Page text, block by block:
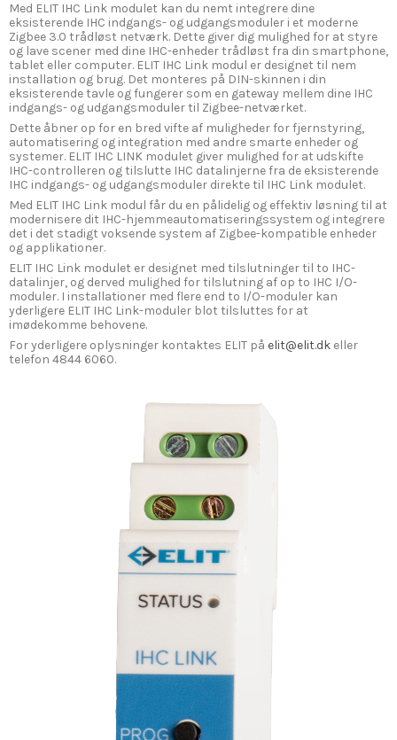
Med ELIT IHC Link modulet kan du nemt integrere dine
eksisterende IHC indgangs- og udgangsmoduler i et moderne
Zigbee 3.0 trådløst netværk. Dette giver dig mulighed for at styre
og lave scener med dine IHC-enheder trådløst fra din smartphone,
tablet eller computer. ELIT IHC Link modul er designet til nem
installation og brug. Det monteres på DIN-skinnen i din
eksisterende tavle og fungerer som en gateway mellem dine IHC
indgangs- og udgangsmoduler til Zigbee-netværket.
Dette åbner op for en bred vifte af muligheder for fjernstyring,
automatisering og integration med andre smarte enheder og
systemer. ELIT IHC LINK modulet giver mulighed for at udskifte
IHC-controlleren og tilslutte IHC datalinjerne fra de eksisterende
IHC indgangs- og udgangsmoduler direkte til IHC Link modulet.
Med ELIT IHC Link modul får du en pålidelig og effektiv løsning til at
modernisere dit IHC-hjemmeautomatiseringssystem og integrere
det i det stadigt voksende system af Zigbee-kompatible enheder
og applikationer.
ELIT IHC Link modulet er designet med tilslutninger til to IHC-
datalinjer, og derved mulighed for tilslutning af op to IHC I/O-
moduler. I installationer med flere end to I/O-moduler kan
yderligere ELIT IHC Link-moduler blot tilsluttes for at
imødekomme behovene.
For yderligere oplysninger kontaktes ELIT på elit@elit.dk eller
telefon 4844 6060.